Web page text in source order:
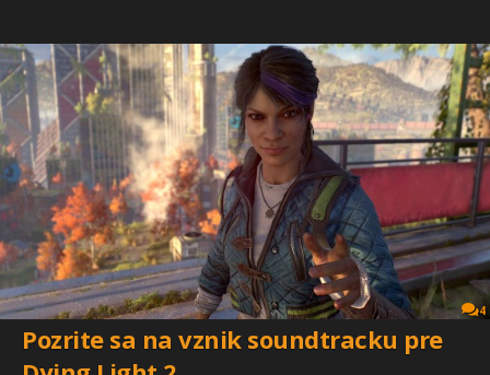
4
Pozrite sa na vznik soundtracku pre